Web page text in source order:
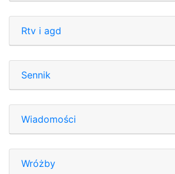
Rtv i agd
Sennik
Wiadomości
Wróżby